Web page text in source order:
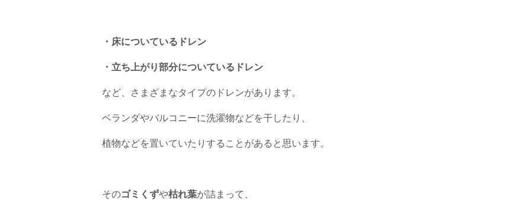
・床についているドレン
・立ち上がり部分についているドレン
など、さまざまなタイプのドレンがあります。
ベランダやバルコニーに洗濯物などを干したり、
植物などを置いていたりすることがあると思います。
そのゴミくずや枯れ葉が詰まって、